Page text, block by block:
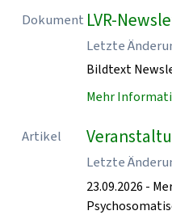
Dokument LVR-
Letzte
Bildtext
Mehr
Artikel
Letzte
23.09.2026 -